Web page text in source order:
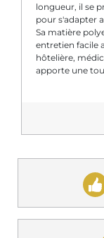
longueur, il se
pour s'adapter
Sa matière
entretien facile
hôtelière,
apporte une